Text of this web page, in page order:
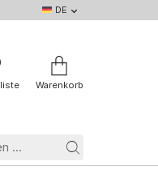
DE
DE
EN
BE
FR
Warenkorb